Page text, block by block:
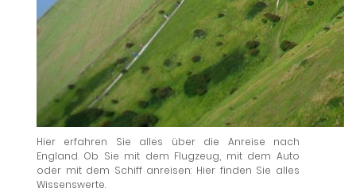
Hier erfahren Sie alles über die Anreise nach
England. Ob Sie mit dem Flugzeug, mit dem Auto
oder mit dem Schiff anreisen: Hier finden Sie alles
Wissenswerte.